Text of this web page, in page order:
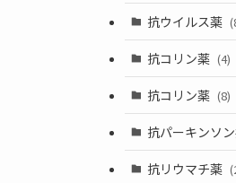
抗ウイルス薬
抗コリン薬 (4)
抗コリン薬 (8)
抗パーキンソ
抗リウマチ薬